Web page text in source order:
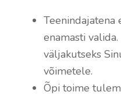
Teenindajatena
enamasti
väljakutseks
võimetele.
Õpi toime